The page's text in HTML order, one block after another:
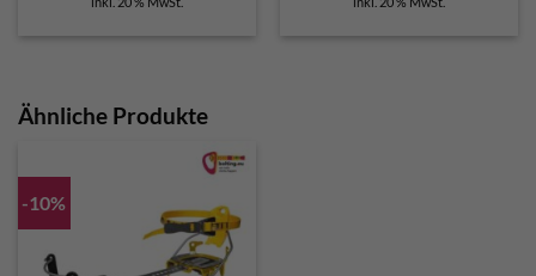
war: war:
Ähnliche Produkte
-10%